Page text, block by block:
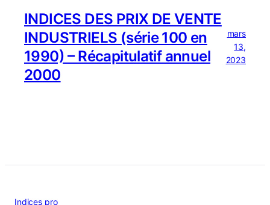
INDICES DES PRIX DE VENTE
INDUSTRIELS (série 100 en
1990) – Récapitulatif annuel
2000
mars
13,
2023
Indices pro